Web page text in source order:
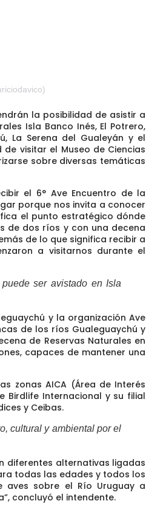
la posibilidad de asistir a
Isla Banco Inés, El Potrero,
La Serena del Gualeyán y el
visitar el Museo de Ciencias
sobre diversas temáticas
el 6° Ave Encuentro de la
porque nos invita a conocer
el punto estratégico dónde
de dos ríos y con una decena
de lo que significa recibir a
a visitarnos durante el
ser avistado en Isla
y la organización Ave
de los ríos Gualeguaychú y
de Reservas Naturales en
capaces de mantener una
zonas AICA (Área de Interés
Birdlife Internacional y su filial
y Ceibas.
cultural y ambiental por el
diferentes alternativas ligadas
todas las edades y todos los
aves sobre el Río Uruguay a
concluyó el intendente.